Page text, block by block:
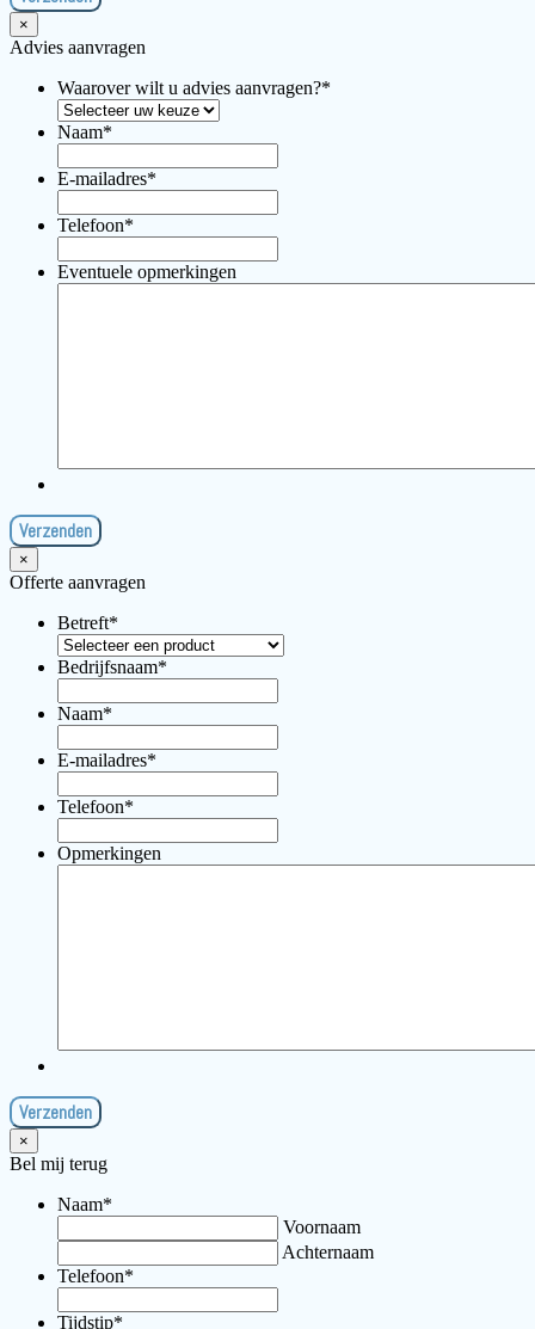
×
Advies aanvragen
Waarover wilt u advies aanvragen?*
Naam*
E-mailadres*
Telefoon*
Eventuele opmerkingen
×
Offerte aanvragen
Betreft*
Bedrijfsnaam*
Naam*
E-mailadres*
Telefoon*
Opmerkingen
×
Bel mij terug
Naam*
Voornaam
Achternaam
Telefoon*
Tijdstip*